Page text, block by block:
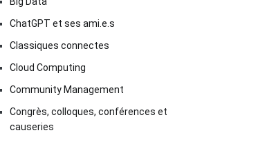
ChatGPT et ses ami.e.s
Classiques connectes
Cloud Computing
Community Management
Congrès, colloques, conférences et
causeries